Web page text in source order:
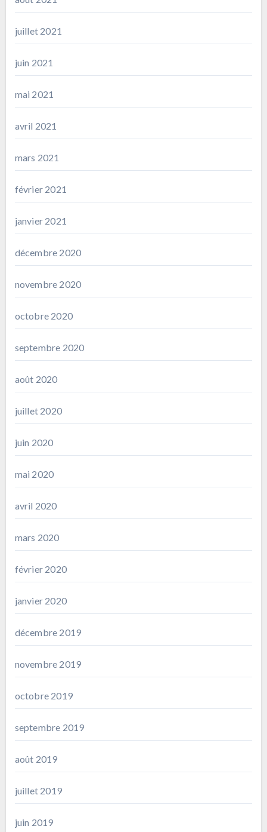
juillet 2021
juin 2021
mai 2021
avril 2021
mars 2021
février 2021
janvier 2021
décembre 2020
novembre 2020
octobre 2020
septembre 2020
août 2020
juillet 2020
juin 2020
mai 2020
avril 2020
mars 2020
février 2020
janvier 2020
décembre 2019
novembre 2019
octobre 2019
septembre 2019
août 2019
juillet 2019
juin 2019